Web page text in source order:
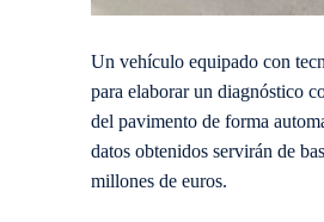
Un vehículo equipado con
para elaborar un diagnóstico
del pavimento de forma
datos obtenidos servirán de
millones de euros.